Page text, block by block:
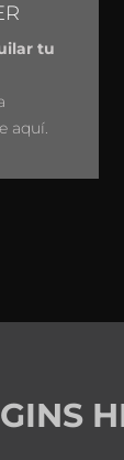
tu
aquí.